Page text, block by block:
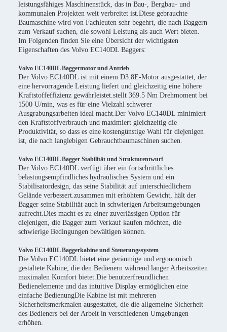
leistungsfähiges Maschinenstück, das in Bau-, Bergbau- und
kommunalen Projekten weit verbreitet ist.Diese gebrauchte
Baumaschine wird von Fachleuten sehr begehrt, die nach Baggern
zum Verkauf suchen, die sowohl Leistung als auch Wert bieten.
Im Folgenden finden Sie eine Übersicht der wichtigsten
Eigenschaften des Volvo EC140DL Baggers:
Volvo EC140DL Baggermotor und Antrieb
Der Volvo EC140DL ist mit einem D3.8E-Motor ausgestattet, der
eine hervorragende Leistung liefert und gleichzeitig eine höhere
Kraftstoffeffizienz gewährleistet.stellt 369.5 Nm Drehmoment bei
1500 U/min, was es für eine Vielzahl schwerer
Ausgrabungsarbeiten ideal macht.Der Volvo EC140DL minimiert
den Kraftstoffverbrauch und maximiert gleichzeitig die
Produktivität, so dass es eine kostengünstige Wahl für diejenigen
ist, die nach langlebigen Gebrauchtbaumaschinen suchen.
Volvo EC140DL Bagger Stabilität und Strukturentwurf
Der Volvo EC140DL verfügt über ein fortschrittliches
belastungsempfindliches hydraulisches System und ein
Stabilisatordesign, das seine Stabilität auf unterschiedlichem
Gelände verbessert.zusammen mit erhöhtem Gewicht, hält der
Bagger seine Stabilität auch in schwierigen Arbeitsumgebungen
aufrecht.Dies macht es zu einer zuverlässigen Option für
diejenigen, die Bagger zum Verkauf kaufen möchten, die
schwierige Bedingungen bewältigen können.
Volvo EC140DL Baggerkabine und Steuerungssystem
Die Volvo EC140DL bietet eine geräumige und ergonomisch
gestaltete Kabine, die den Bedienern während langer Arbeitszeiten
maximalen Komfort bietet.Die benutzerfreundlichen
Bedienelemente und das intuitive Display ermöglichen eine
einfache BedienungDie Kabine ist mit mehreren
Sicherheitsmerkmalen ausgestattet, die die allgemeine Sicherheit
des Bedieners bei der Arbeit in verschiedenen Umgebungen
erhöhen.